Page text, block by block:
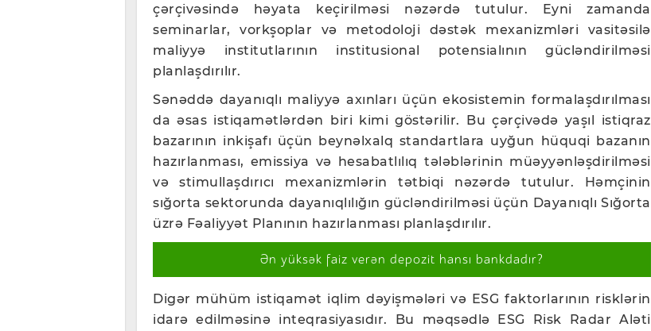
çərçivəsində həyata keçirilməsi nəzərdə tutulur. Eyni zamanda
seminarlar, vorkşoplar və metodoloji dəstək mexanizmləri vasitəsilə
maliyyə institutlarının institusional potensialının gücləndirilməsi
planlaşdırılır.
Sənəddə dayanıqlı maliyyə axınları üçün ekosistemin formalaşdırılması
da əsas istiqamətlərdən biri kimi göstərilir. Bu çərçivədə yaşıl istiqraz
bazarının inkişafı üçün beynəlxalq standartlara uyğun hüquqi bazanın
hazırlanması, emissiya və hesabatlılıq tələblərinin müəyyənləşdirilməsi
və stimullaşdırıcı mexanizmlərin tətbiqi nəzərdə tutulur. Həmçinin
sığorta sektorunda dayanıqlılığın gücləndirilməsi üçün Dayanıqlı Sığorta
üzrə Fəaliyyət Planının hazırlanması planlaşdırılır.
Ən yüksək faiz verən depozit hansı bankdadır?
Digər mühüm istiqamət iqlim dəyişmələri və ESG faktorlarının risklərin
idarə edilməsinə inteqrasiyasıdır. Bu məqsədlə ESG Risk Radar Aləti